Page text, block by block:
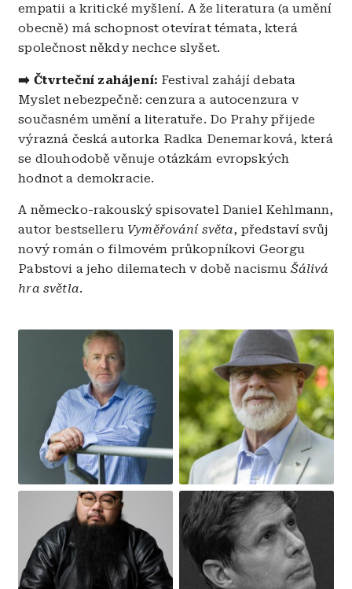
empatii a kritické myšlení. A že literatura (a umění
obecně) má schopnost otevírat témata, která
společnost někdy nechce slyšet.
➡️ Čtvrteční zahájení: Festival zahájí debata
Myslet nebezpečně: cenzura a autocenzura v
současném umění a literatuře. Do Prahy přijede
výrazná česká autorka Radka Denemarková, která
se dlouhodobě věnuje otázkám evropských
hodnot a demokracie.
A německo-rakouský spisovatel Daniel Kehlmann,
autor bestselleru Vyměřování světa, představí svůj
nový román o filmovém průkopníkovi Georgu
Pabstovi a jeho dilematech v době nacismu Šálivá
hra světla.
Obrázek Obrázek
Obrázek Obrázek